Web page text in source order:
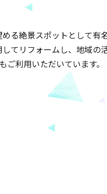
る絶景スポットとして有
てリフォームし、地域の
利用いただいています。